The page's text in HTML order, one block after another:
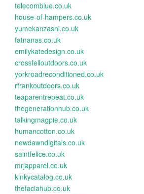
telecomblue.co.uk
house-of-hampers.co.uk
yumekanzashi.co.uk
fatnanas.co.uk
emilykatedesign.co.uk
crossfelloutdoors.co.uk
yorkroadreconditioned.co.uk
rfrankoutdoors.co.uk
teaparentrepeat.co.uk
thegenerationhub.co.uk
talkingmagpie.co.uk
humancotton.co.uk
newdawndigitals.co.uk
saintfelice.co.uk
mrjapparel.co.uk
kinkycatalog.co.uk
thefaciahub.co.uk